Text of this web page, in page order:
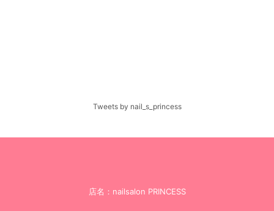
Tweets by nail_s_princess
店名：nailsalon PRINCESS